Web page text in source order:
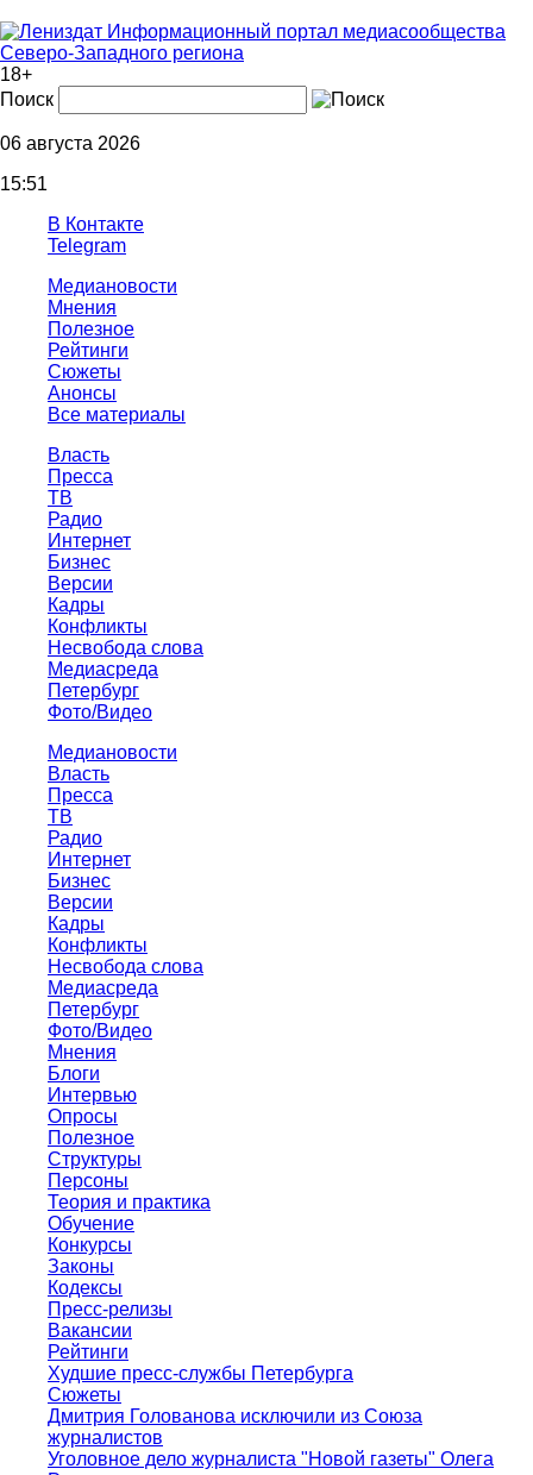
Информационный портал медиасообщества
Северо-Западного региона
18+
Поиск
06 августа 2026
15:51
В Контакте
Telegram
Медиановости
Мнения
Полезное
Рейтинги
Сюжеты
Анонсы
Все материалы
Власть
Пресса
ТВ
Радио
Интернет
Бизнес
Версии
Кадры
Конфликты
Несвобода слова
Медиасреда
Петербург
Фото/Видео
Медиановости
Власть
Пресса
ТВ
Радио
Интернет
Бизнес
Версии
Кадры
Конфликты
Несвобода слова
Медиасреда
Петербург
Фото/Видео
Мнения
Блоги
Интервью
Опросы
Полезное
Структуры
Персоны
Теория и практика
Обучение
Конкурсы
Законы
Кодексы
Пресс-релизы
Вакансии
Рейтинги
Худшие пресс-службы Петербурга
Сюжеты
Дмитрия Голованова исключили из Союза
журналистов
Уголовное дело журналиста "Новой газеты" Олега